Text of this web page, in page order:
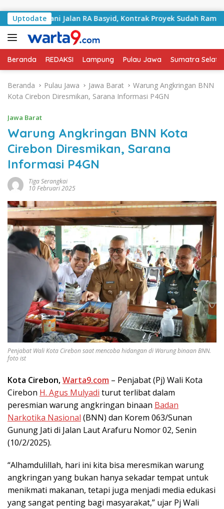
Uptodate
Jalan RA Basyid, Kontrak Proyek Sudah Rampung
Beranda REDAKSI Lampung Pulau Jawa Sumatra
Beranda Pulau Jawa Jawa Barat
Warung Angkringan BNN
Kota Cirebon Diresmikan, Sarana Informasi P4GN
Jawa Barat
Warung Angkringan BNN Kota
Cirebon Diresmikan, Sarana
Informasi P4GN
Tiga Serangkai
10 Februari 2025
Penjabat Wali Kota Cirebon saat mencoba hidangan di Warung binaan BNN.
foto ist
Kota Cirebon,Warta9.com – Penjabat (Pj) Wali Kota
Cirebon H. Agus Mulyadi turut terlibat dalam
peresmian warung angkringan binaan Badan
Narkotika Nasional (BNN) dan Korem 063/Sunan
Gunung Jati di Jalan Laut Arafuru Nomor 02, Senin
(10/2/2025).
“Alhamdulillah, hari ini kita bisa meresmikan warung
angkringan yang bukan hanya sekadar tempat untuk
menikmati makanan, tetapi juga menjadi media edukasi
yang sangat penting bagi masyarakat,” ujar Pj Wali